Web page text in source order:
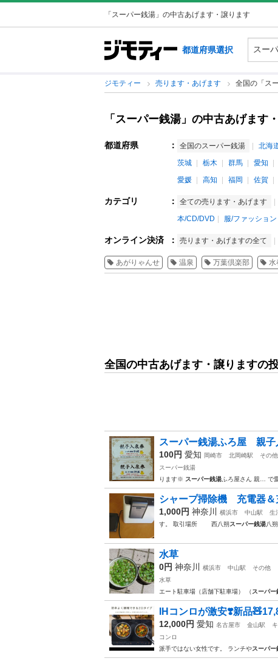
「スーパー銭湯」の中古あげます・譲ります
都道府県選択
ジモティー 売ります・あげます 全国の「ス
「スーパー銭湯」の中古あげます
都道府県 ： 全国のスーパー銭湯 北海
茨城
栃木 群馬 愛知
愛媛
高知 福岡 佐賀
カテゴリ ： 全ての売ります・あげます
本/CD/DVD
服/ファッション
オンライン決済 ： 売ります・あげますの全て
あがりゃんせ 温泉 万葉倶楽部 水
全国の中古あげます・譲りますの
スーパー銭湯ふろ屋 親子
100円 愛知 岡崎市 北岡崎駅
その他
スーパー銭湯
ります※ スーパー銭湯 ふろ屋さん 親… で
シャープ掃除機 充電器＆
1,000円 神奈川 横浜市 中山駅
生
す。 取引場所 西八朔スーパー銭湯八
水草
0円 神奈川 横浜市 中山駅
その他
水草
エート駐車場（店舗下駐車場） （スーパー
IHコンロが激安❣️新品
12,000円 愛知 名古屋市 金山駅
コンロ
派手ではない女性です。 ランチやスーパー